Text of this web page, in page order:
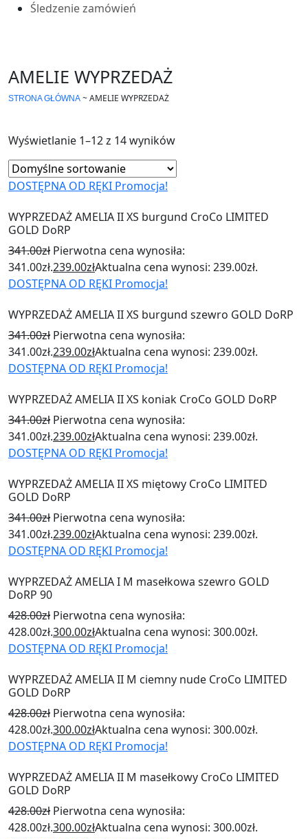
Śledzenie zamówień
AMELIE WYPRZEDAŻ
STRONA GŁÓWNA ~AMELIE WYPRZEDAŻ
Wyświetlanie 1–12 z 14 wyników
DOSTĘPNA OD RĘKI Promocja!
WYPRZEDAŻ AMELIA II XS burgund CroCo LIMITED
GOLD DoRP
341.00zł Pierwotna cena wynosiła:
341.00zł.239.00złAktualna cena wynosi: 239.00zł.
DOSTĘPNA OD RĘKI Promocja!
WYPRZEDAŻ AMELIA II XS burgund szewro GOLD DoRP
341.00zł Pierwotna cena wynosiła:
341.00zł.239.00złAktualna cena wynosi: 239.00zł.
DOSTĘPNA OD RĘKI Promocja!
WYPRZEDAŻ AMELIA II XS koniak CroCo GOLD DoRP
341.00zł Pierwotna cena wynosiła:
341.00zł.239.00złAktualna cena wynosi: 239.00zł.
DOSTĘPNA OD RĘKI Promocja!
WYPRZEDAŻ AMELIA II XS miętowy CroCo LIMITED
GOLD DoRP
341.00zł Pierwotna cena wynosiła:
341.00zł.239.00złAktualna cena wynosi: 239.00zł.
DOSTĘPNA OD RĘKI Promocja!
WYPRZEDAŻ AMELIA I M masełkowa szewro GOLD
DoRP 90
428.00zł Pierwotna cena wynosiła:
428.00zł.300.00złAktualna cena wynosi: 300.00zł.
DOSTĘPNA OD RĘKI Promocja!
WYPRZEDAŻ AMELIA II M ciemny nude CroCo LIMITED
GOLD DoRP
428.00zł Pierwotna cena wynosiła:
428.00zł.300.00złAktualna cena wynosi: 300.00zł.
DOSTĘPNA OD RĘKI Promocja!
WYPRZEDAŻ AMELIA II M masełkowy CroCo LIMITED
GOLD DoRP
428.00zł Pierwotna cena wynosiła:
428.00zł.300.00złAktualna cena wynosi: 300.00zł.